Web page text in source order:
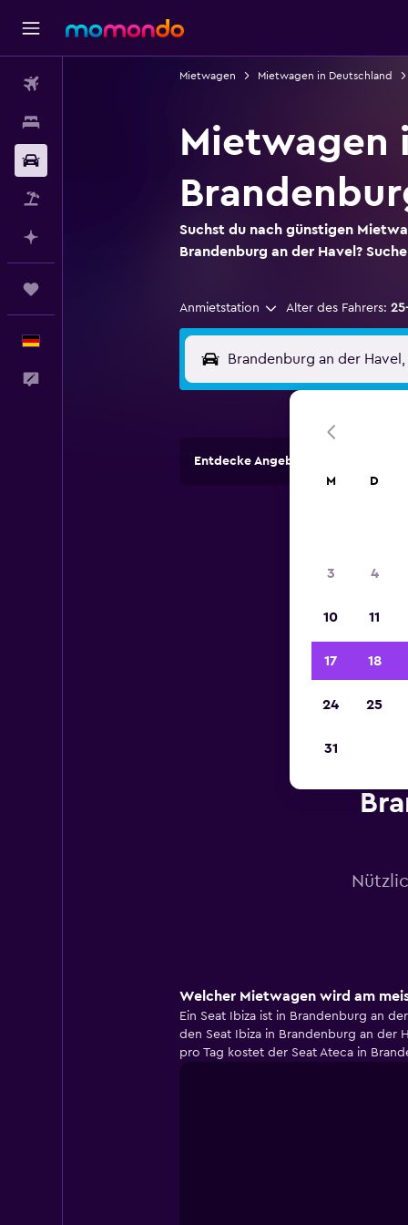
Mietwagen Mietwagen in Deutschland
Mietwagen
Suchst du nach günstigen
Brandenburg an der Havel?
Anmietstation Alter des Fahrers:
Entdecke Angebote von
Welcher Mietwagen wird am
Ein Seat Ibiza ist in Brandenburg an
den Seat Ibiza in Brandenburg an der
pro Tag kostet der Seat Ateca in
M D
3 4
10 11
17 18
24 25
31